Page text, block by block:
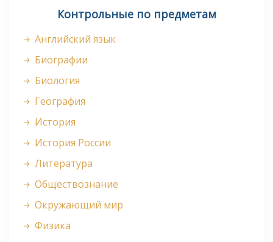
Контрольные по предметам
Английский язык
Биографии
Биология
География
История
История России
Литература
Обществознание
Окружающий мир
Физика